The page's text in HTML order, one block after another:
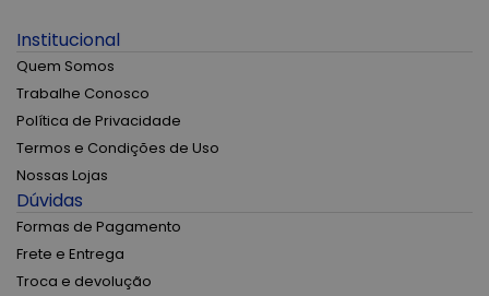
Institucional
Quem Somos
Trabalhe Conosco
Política de Privacidade
Termos e Condições de Uso
Nossas Lojas
Dúvidas
Formas de Pagamento
Frete e Entrega
Troca e devolução